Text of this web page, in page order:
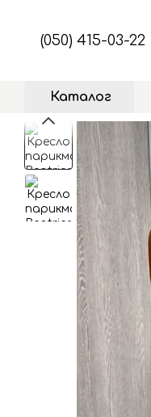
(050) 415-03-22
Каталог